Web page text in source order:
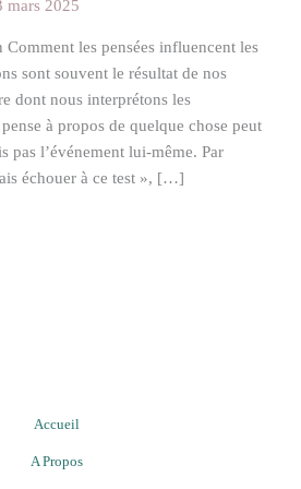
mars 2025
les pensées influencent les
sont souvent le résultat de nos
dont nous interprétons les
à propos de quelque chose peut
pas l’événement lui-même. Par
échouer à ce test », […]
Accueil
A Propos